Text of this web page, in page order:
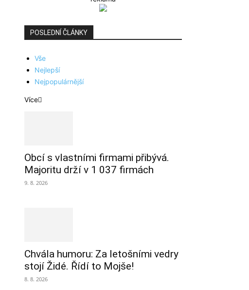
POSLEDNÍ ČLÁNKY
Vše
Nejlepší
Nejpopulárnější
Více
Obcí s vlastními firmami přibývá.
Majoritu drží v 1 037 firmách
9. 8. 2026
Chvála humoru: Za letošními vedry
stojí Židé. Řídí to Mojše!
8. 8. 2026